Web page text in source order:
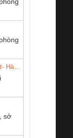
sát dòng
16I+
chống
Đà Nẵng
ty TNHH
Miền
THUẬT KTECH
sở